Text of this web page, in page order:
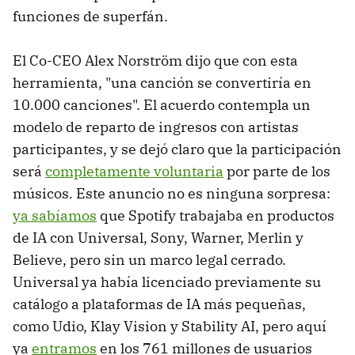
funciones de superfán.
El Co-CEO Alex Norström dijo que con esta
herramienta, "una canción se convertiría en
10.000 canciones". El acuerdo contempla un
modelo de reparto de ingresos con artistas
participantes, y se dejó claro que la participación
será completamente voluntaria por parte de los
músicos. Este anuncio no es ninguna sorpresa:
ya sabíamos que Spotify trabajaba en productos
de IA con Universal, Sony, Warner, Merlin y
Believe, pero sin un marco legal cerrado.
Universal ya había licenciado previamente su
catálogo a plataformas de IA más pequeñas,
como Udio, Klay Vision y Stability AI, pero aquí
ya entramos en los 761 millones de usuarios